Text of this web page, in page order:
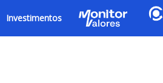
Investimentos